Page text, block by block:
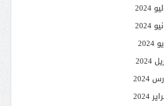
2024
2024
2024
2024
2024